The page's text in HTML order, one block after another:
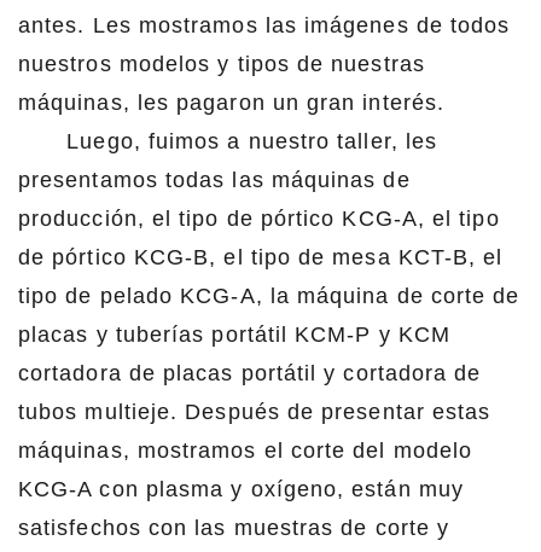
antes. Les mostramos las imágenes de todos
nuestros modelos y tipos de nuestras
máquinas, les pagaron un gran interés.
Luego, fuimos a nuestro taller, les
presentamos todas las máquinas de
producción, el tipo de pórtico KCG-A, el tipo
de pórtico KCG-B, el tipo de mesa KCT-B, el
tipo de pelado KCG-A, la máquina de corte de
placas y tuberías portátil KCM-P y KCM
cortadora de placas portátil y cortadora de
tubos multieje. Después de presentar estas
máquinas, mostramos el corte del modelo
KCG-A con plasma y oxígeno, están muy
satisfechos con las muestras de corte y